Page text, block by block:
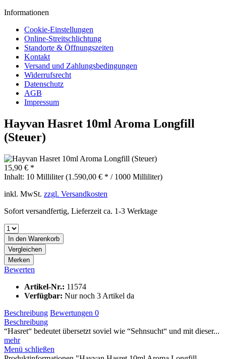
Informationen
Cookie-Einstellungen
Online-Streitschlichtung
Standorte & Öffnungszeiten
Kontakt
Versand und Zahlungsbedingungen
Widerrufsrecht
Datenschutz
AGB
Impressum
Hayvan Hasret 10ml Aroma Longfill
(Steuer)
15,90 € *
Inhalt: 10 Milliliter (1.590,00 € * / 1000 Milliliter)
inkl. MwSt. zzgl. Versandkosten
Sofort versandfertig, Lieferzeit ca. 1-3 Werktage
In den Warenkorb
Vergleichen
Merken
Bewerten
Artikel-Nr.: 11574
Verfügbar: Nur noch 3 Artikel da
Beschreibung Bewertungen 0
Beschreibung
“Hasret“ bedeutet übersetzt soviel wie “Sehnsucht“ und mit dieser...
mehr
Menü schließen